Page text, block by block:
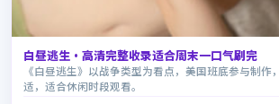
白昼逃生·高清完整收录适合周末一口气刷完
《白昼逃生》以战争类型为看点，美国班底参与制作
适，适合休闲时段观看。